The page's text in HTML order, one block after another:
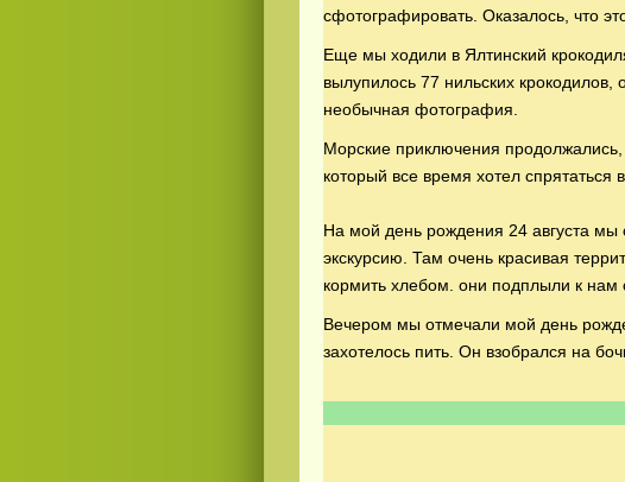
сфотографировать. Оказалось, что
Еще мы ходили в Ялтинский
вылупилось 77 нильских
необычная фотография.
Морские приключения
который все время хотел
На мой день рождения 24 августа мы
экскурсию. Там очень красивая
кормить хлебом. они подплыли к нам
Вечером мы отмечали мой день
захотелось пить. Он взобрался на